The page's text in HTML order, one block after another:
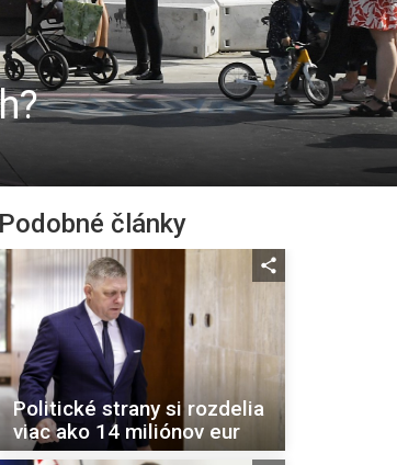
Podobné články
Politické strany si rozdelia
viac ako 14 miliónov eur